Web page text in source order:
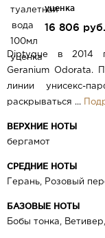
уценка
16 806 руб.
Diptyque в 2014
Geranium Odorata.
линии унисекс-
раскрываться ...
ВЕРХНИЕ НОТЫ
бергамот
СРЕДНИЕ НОТЫ
Герань, Розовый
БАЗОВЫЕ НОТЫ
Бобы тонка,